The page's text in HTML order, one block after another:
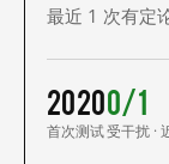
最近 1 次有定
2020
首次测试
0/1
受干扰 ·